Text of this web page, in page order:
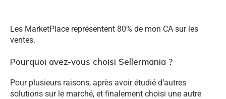
Les MarketPlace représentent 80% de mon CA sur les
ventes.
Pourquoi avez-vous choisi Sellermania ?
Pour plusieurs raisons, après avoir étudié d’autres
solutions sur le marché, et finalement choisi une autre